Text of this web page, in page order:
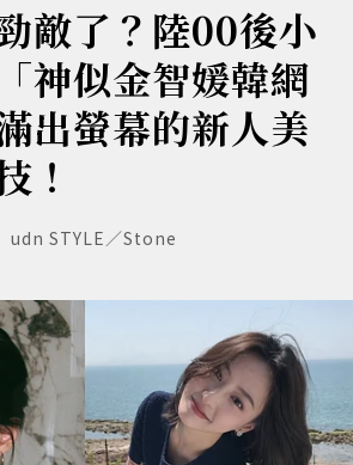
敵了？陸00後小
神似金智媛韓網
出螢幕的新人美
！
udn STYLE／Stone